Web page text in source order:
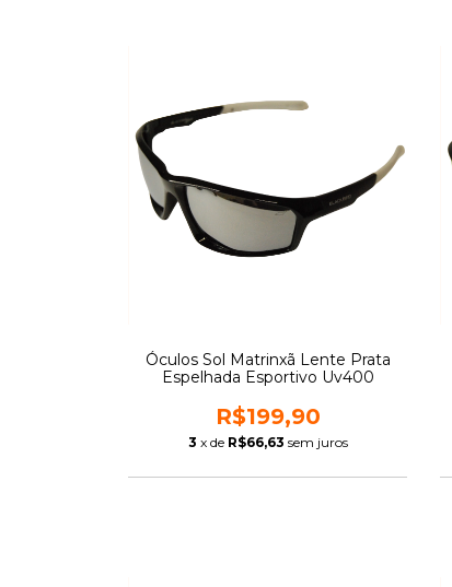
Óculos Sol Matrinxã Lente Prata
Espelhada Esportivo Uv400
R$199,90
3 x de R$66,63 sem juros